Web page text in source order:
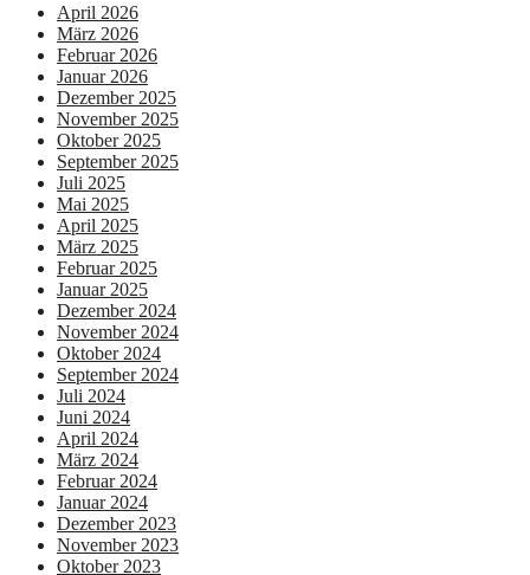
April 2026
März 2026
Februar 2026
Januar 2026
Dezember 2025
November 2025
Oktober 2025
September 2025
Juli 2025
Mai 2025
April 2025
März 2025
Februar 2025
Januar 2025
Dezember 2024
November 2024
Oktober 2024
September 2024
Juli 2024
Juni 2024
April 2024
März 2024
Februar 2024
Januar 2024
Dezember 2023
November 2023
Oktober 2023